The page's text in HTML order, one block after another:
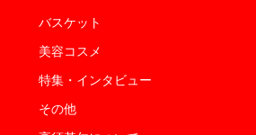
バスケット
美容コスメ
特集・インタビュー
その他